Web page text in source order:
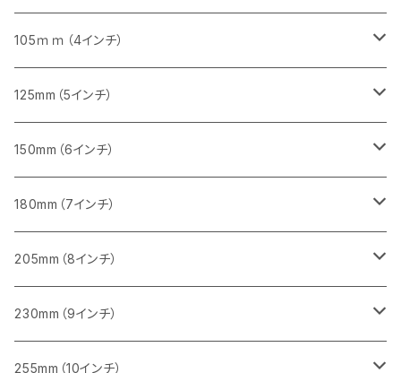
セグメント（特殊凸凹加工チップ）
セグメント
セグメント（一般道路カッター用
473mm（18インチ）
セグメント（一般道路カッター用
セグメント
セグメント（特殊凸凹加工チップ）
355mm（14インチ）
セグメント
セグメント（特殊凸凹加工チップ）
405mm（16インチ）
セグメントタイプ
砥石（補強綱入り）
砥石（補強綱入り）
355mm（14インチ）
砥石（補強綱入り）
255ｍｍ（10インチ）
一般道路カッター用
305ｍｍ（12インチ）
一般道路カッター用
355ｍｍ（14インチ）
一般道路カッター用
405mm（16インチ）
一般道路カッター用
455ｍｍ（18インチ）
一般道路カッター用
105ｍｍ（4インチ）
タイル切断用
みかげ石（御影石）切断用
コンクリート切断用
ブロック切断用
レンガ切断用
インターロッキング切断用
125mm（5インチ）
タイル切断用
みかげ石（御影石）切断用
コンクリート切断用
ブロック切断用
レンガ切断用
150mm（6インチ）
みかげ石（御影石）切断用
コンクリート切断用
ブロック切断用
レンガ切断用
180mm（7インチ）
みかげ石（御影石）切断用
コンクリート切断用
ブロック切断用
205mm（8インチ）
みかげ石（御影石）切断用
コンクリート切断用
230mm（9インチ）
みかげ石（御影石）切断用
255mm（10インチ）